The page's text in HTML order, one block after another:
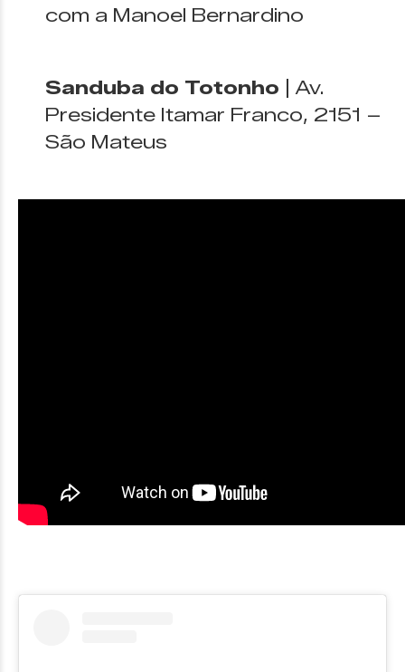
com a Manoel Bernardino
Sanduba do Totonho | Av.
Presidente Itamar Franco, 2151 –
São Mateus